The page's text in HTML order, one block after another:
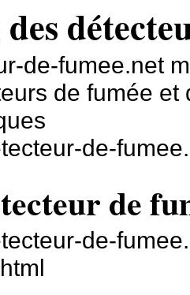
de-fumee.net
de fumée
de-
de
de-